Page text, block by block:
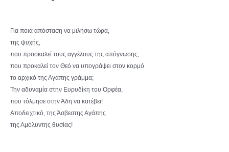
Για ποιά απόσταση να μιλήσω τώρα,
της ψυχής,
που προσκαλεί τους αγγέλους της απόγνωσης,
που προκαλεί τον Θεό να υπογράψει στον κορμό
το αρχικό της Αγάπης γράμμα;
Την αδυναμία στην Ευρυδίκη του Ορφέα,
που τόλμησε στην Άδη να κατέβει!
Αποδειχτικό, της Άσβεστης Αγάπης
της Αμόλυντης θυσίας!